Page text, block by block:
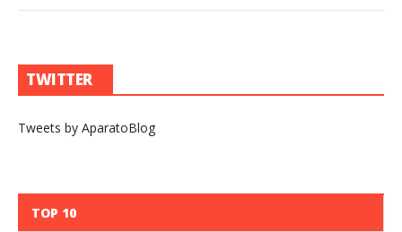
TWITTER
Tweets by AparatoBlog
TOP 10